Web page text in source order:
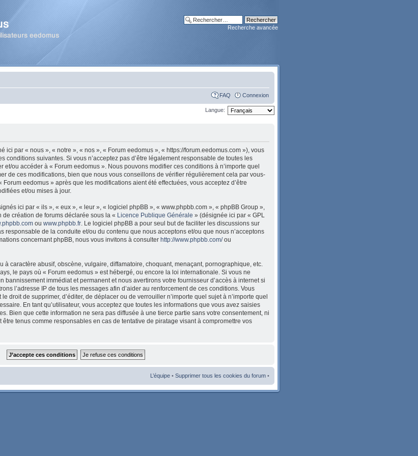
Recherche avancée
FAQ Connexion
Langue:
ici par « nous », « notre », « nos », « Forum eedomus », « https://forum.eedomus.com »), vous
conditions suivantes. Si vous n’acceptez pas d’être légalement responsable de toutes les
ou accéder à « Forum eedomus ». Nous pouvons modifier ces conditions à n’importe quel
de ces modifications, bien que nous vous conseillons de vérifier régulièrement cela par vous-
eedomus » après que les modifications aient été effectuées, vous acceptez d’être
et/ou mises à jour.
ici par « ils », « eux », « leur », « logiciel phpBB », « www.phpbb.com », « phpBB Group »,
création de forums déclarée sous la « Licence Publique Générale » (désignée ici par « GPL
ou www.phpbb.fr . Le logiciel phpBB a pour seul but de faciliter les discussions sur
responsable de la conduite et/ou du contenu que nous acceptons et/ou que nous n’acceptons
concernant phpBB, nous vous invitons à consulter http://www.phpbb.com/ou
à caractère abusif, obscène, vulgaire, diffamatoire, choquant, menaçant, pornographique, etc.
le pays où « Forum eedomus » est hébergé, ou encore la loi internationale. Si vous ne
bannissement immédiat et permanent et nous avertirons votre fournisseur d’accès à internet si
l’adresse IP de tous les messages afin d’aider au renforcement de ces conditions. Vous
droit de supprimer, d’éditer, de déplacer ou de verrouiller n’importe quel sujet à n’importe quel
En tant qu’utilisateur, vous acceptez que toutes les informations que vous avez saisies
Bien que cette information ne sera pas diffusée à une tierce partie sans votre consentement, ni
tenus comme responsables en cas de tentative de piratage visant à compromettre vos
L’équipe • Supprimer tous les cookies du forum •